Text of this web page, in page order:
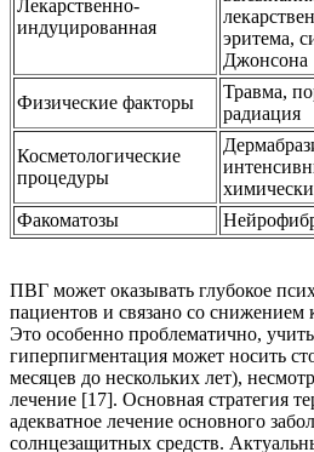
Лекарственно-
индуцированная
эритема,
Джонсона
Физические факторы
Травма,
радиация
Косметологические
процедуры
Факоматозы
ПВГ может оказывать глубокое
пациентов и связано со снижением
Это особенно проблематично,
гиперпигментация может носить
месяцев до нескольких лет),
лечение [17]. Основная стратегия
адекватное лечение основного
солнцезащитных средств.